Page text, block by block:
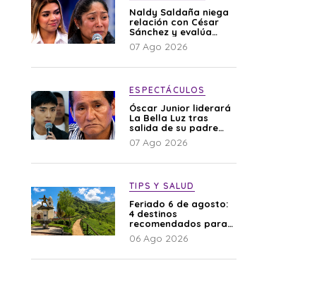
Naldy Saldaña niega
relación con César
Sánchez y evalúa
denunciar a su
esposa: “Es una
07 Ago 2026
ESPECTÁCULOS
Óscar Junior liderará
La Bella Luz tras
salida de su padre
por polémica con
Naldy Saldaña
07 Ago 2026
TIPS Y SALUD
Feriado 6 de agosto:
4 destinos
recomendados para
disfrutar el descanso
06 Ago 2026